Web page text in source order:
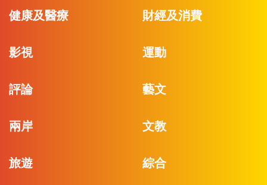
健康及醫療 財經及消費
影視 運動
評論 藝文
兩岸 文教
旅遊 綜合